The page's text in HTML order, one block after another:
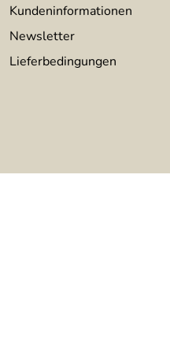
Kundeninformationen
Newsletter
Lieferbedingungen